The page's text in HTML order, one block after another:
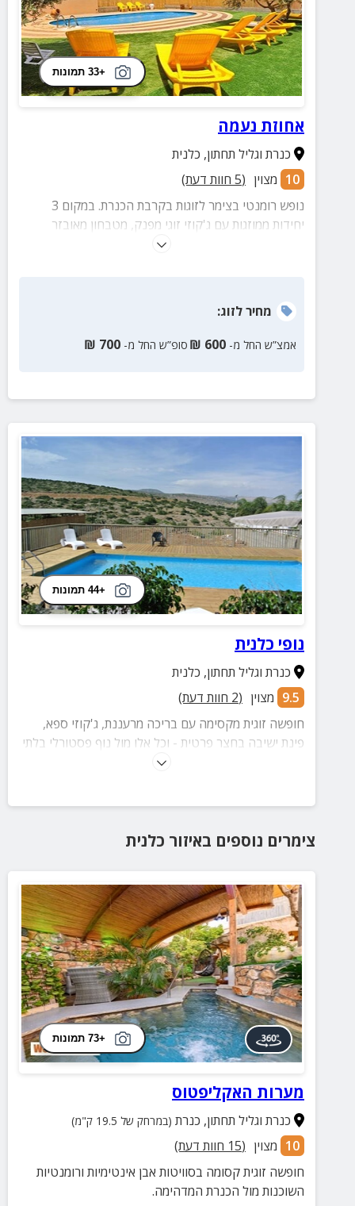
+33 תמונות
אחוזת נעמה
כנרת וגליל תחתון, כלנית
10 מצוין (
5 חוות דעת)
נופש רומנטי בצימר לזוגות בקרבת הכנרת. במקום 3
יחידות ממוזגות עם ג'קוזי זוגי מפנק, מטבחון מאובזר
ומרפסת פרטית. בחצר הצימר בריכה, ג'קוזי חיצוני ועמדת
מחירלזוג:
אמצ”ש החל מ- 600
₪ סופ”ש החל מ- 700
₪
+44 תמונות
נופי כלנית
כנרת וגליל תחתון, כלנית
9.5 מצוין (
2 חוות דעת)
חופשה זוגית מקסימה עם בריכה מרעננת, ג'קוזי ספא,
פינת ישיבה בחצר פרטית - וכל אלו מול נוף פסטורלי בלתי
צימרים נוספים באיזור כלנית
+73 תמונות
מערות האקליפטוס
כנרת וגליל תחתון, כנרת (במרחק של 19.5 ק"מ)
10 מצוין (
15 חוות דעת)
חופשה זוגית קסומה בסוויטות אבן אינטימיות ורומנטיות
השוכנות מול הכנרת המדהימה.